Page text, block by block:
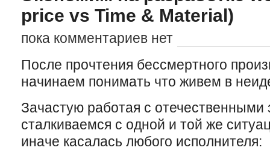
price vs Time & Material)
пока комментариев нет
После прочтения бессмертного
начинаем понимать что живем в
Зачастую работая с отечественными
сталкиваемся с одной и той же
иначе касалась любого исполнителя: